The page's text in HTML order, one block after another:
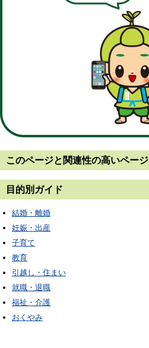
このページと 関連性の高いページ
目的別ガイド
結婚・離婚
妊娠・出産
子育て
教育
引越し・住まい
就職・退職
福祉・介護
おくやみ